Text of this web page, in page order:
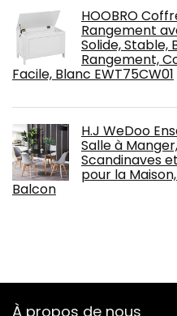
HOOBRO
Rangement
Solide, Stable,
Rangement,
Facile, Blanc EWT75CW01
H.J WeDoo
Salle à
Scandinaves
pour la
Balcon
À propos de nous